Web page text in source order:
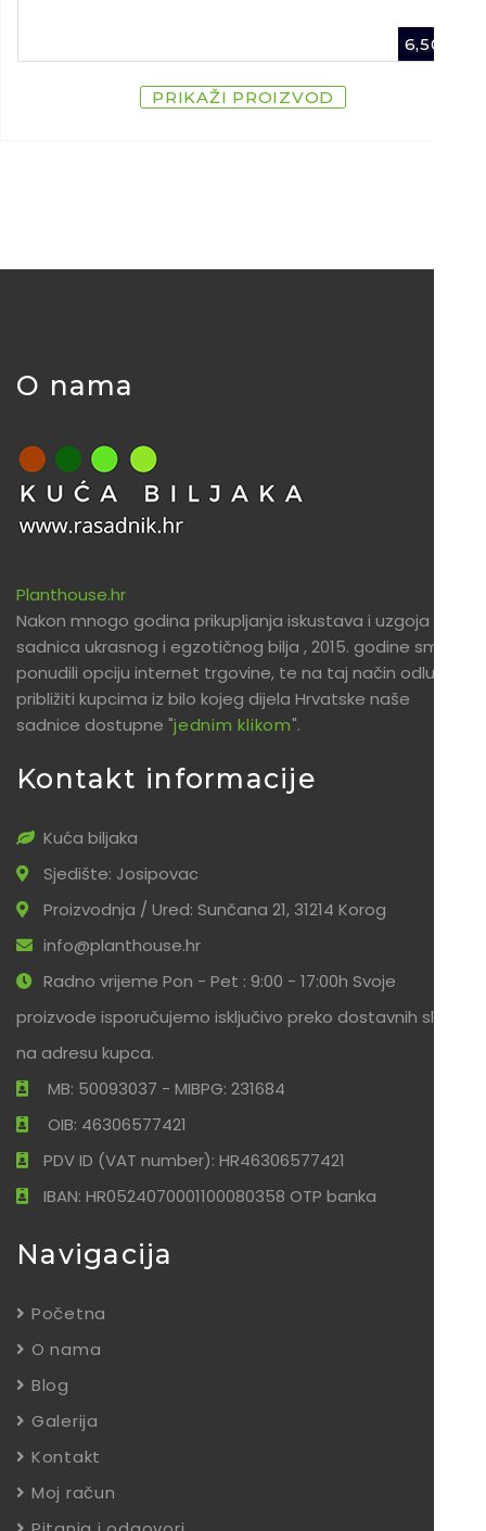
6,50
PRIKAŽI PROIZVOD
O nama
Planthouse.hr
Nakon mnogo godina prikupljanja iskustava i uzgoja
sadnica ukrasnog i egzotičnog bilja , 2015. godine smo
ponudili opciju internet trgovine, te na taj način odlučili
približiti kupcima iz bilo kojeg dijela Hrvatske naše
sadnice dostupne "jednim klikom".
Kontakt informacije
Kuća biljaka
Sjedište: Josipovac
Proizvodnja / Ured: Sunčana 21, 31214 Korog
info@planthouse.hr
Radno vrijeme Pon - Pet : 9:00 - 17:00h Svoje
proizvode isporučujemo isključivo preko dostavnih službi
na adresu kupca.
MB: 50093037 - MIBPG: 231684
OIB: 46306577421
PDV ID (VAT number): HR46306577421
IBAN: HR0524070001100080358 OTP banka
Navigacija
Početna
O nama
Blog
Galerija
Kontakt
Moj račun